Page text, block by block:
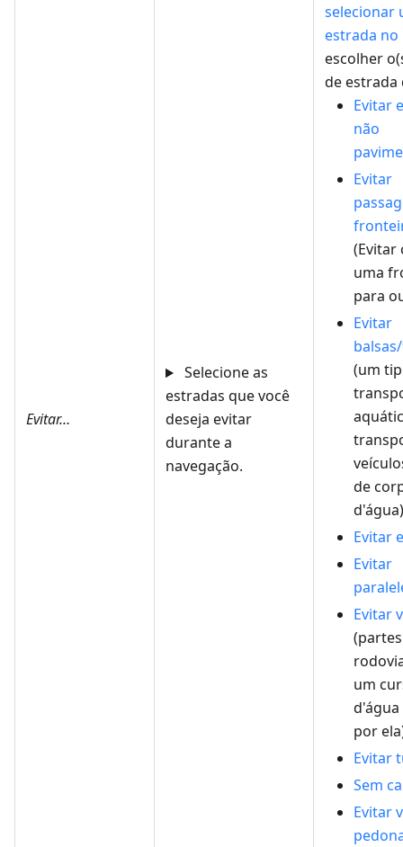
Evitar…
Selecione as
estradas que você
deseja evitar
durante a
navegação.
selecionar
estrada no
escolher
de estrada
Evitar
não
Evitar
(Evitar
uma
para
Evitar
(um
de
d'água)
Evitar
Evitar
Evitar
um
d'água
por
Evitar
Sem
Evitar